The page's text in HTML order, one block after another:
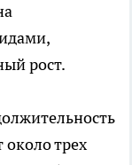
рост.
трех